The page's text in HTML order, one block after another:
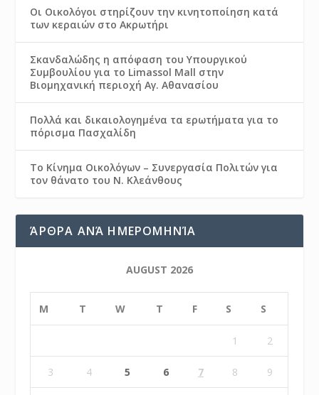
Οι Οικολόγοι στηρίζουν την κινητοποίηση κατά
των κεραιών στο Ακρωτήρι
Σκανδαλώδης η απόφαση του Υπουργικού
Συμβουλίου για το Limassol Mall στην
Βιομηχανική περιοχή Αγ. Αθανασίου
Πολλά και δικαιολογημένα τα ερωτήματα για το
πόρισμα Πασχαλίδη
Το Κίνημα Οικολόγων – Συνεργασία Πολιτών για
τον θάνατο του Ν. Κλεάνθους
ΆΡΘΡΑ ΑΝΆ ΗΜΕΡΟΜΗΝΊΑ
AUGUST 2026
M T W T F S S
1 2
3 4 5 6 7 8 9